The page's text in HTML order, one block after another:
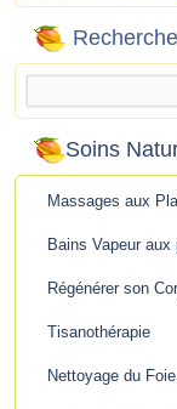
Recherche
Soins
Massages aux
Bains Vapeur aux
Régénérer son
Tisanothérapie
Nettoyage du